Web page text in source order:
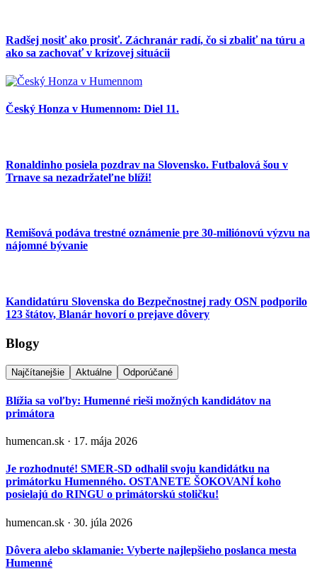
Radšej nosiť ako prosiť. Záchranár radí, čo si zbaliť na túru a
ako sa zachovať v krízovej situácii
Český Honza v Humennom: Diel 11.
Ronaldinho posiela pozdrav na Slovensko. Futbalová šou v
Trnave sa nezadržateľne blíži!
Remišová podáva trestné oznámenie pre 30-miliónovú výzvu na
nájomné bývanie
Kandidatúru Slovenska do Bezpečnostnej rady OSN podporilo
123 štátov, Blanár hovorí o prejave dôvery
Blogy
Najčítanejšie Aktuálne Odporúčané
Blížia sa voľby: Humenné rieši možných kandidátov na
primátora
humencan.sk · 17. mája 2026
Je rozhodnuté! SMER-SD odhalil svoju kandidátku na
primátorku Humenného. OSTANETE ŠOKOVANÍ koho
posielajú do RINGU o primátorskú stoličku!
humencan.sk · 30. júla 2026
Dôvera alebo sklamanie: Vyberte najlepšieho poslanca mesta
Humenné